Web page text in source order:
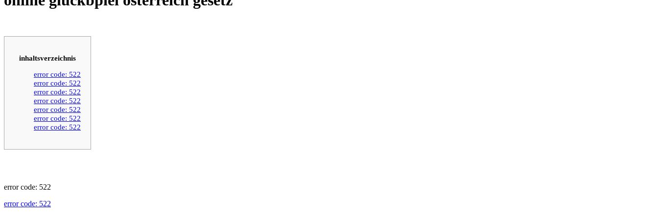
inhaltsverzeichnis
error code: 522
error code: 522
error code: 522
error code: 522
error code: 522
error code: 522
error code: 522
error code: 522
error code: 522